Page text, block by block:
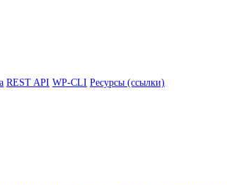
REST API WP-CLI Ресурсы (ссылки)